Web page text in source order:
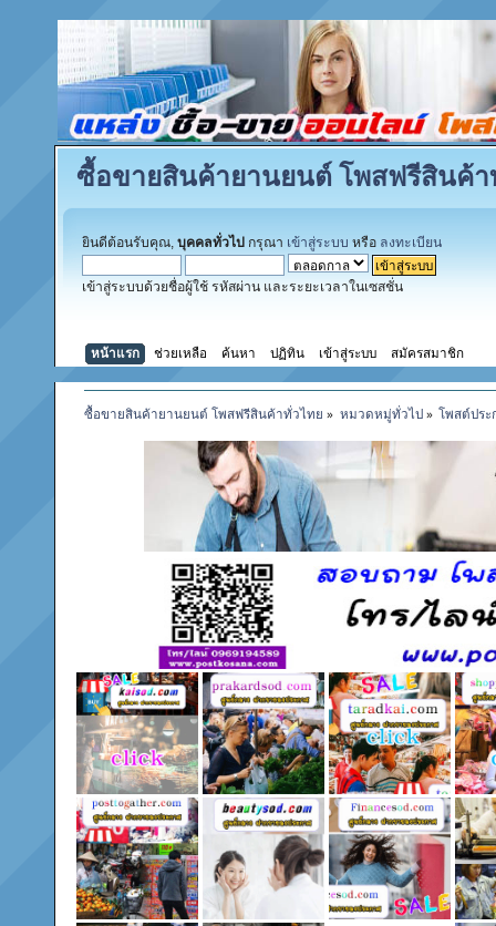
ซื้อขายสินค้ายานยนต์ โพสฟรีสินค้า
ยินดีต้อนรับคุณ, บุคคลทั่วไป กรุณา เข้าสู่ระบบ หรือ ลงทะเบียน
เข้าสู่ระบบด้วยชื่อผู้ใช้ รหัสผ่าน และระยะเวลาในเซสชั่น
หน้าแรก ช่วยเหลือ ค้นหา ปฏิทิน เข้าสู่ระบบ สมัครสมาชิก
ซื้อขายสินค้ายานยนต์ โพสฟรีสินค้าทั่วไทย » หมวดหมู่ทั่วไป» โพสต์ประ